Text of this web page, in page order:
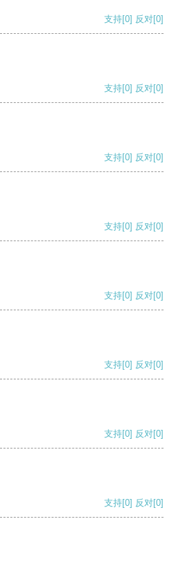
支持[0] 反对[0]
支持[0] 反对[0]
支持[0] 反对[0]
支持[0] 反对[0]
支持[0] 反对[0]
支持[0] 反对[0]
支持[0] 反对[0]
支持[0] 反对[0]